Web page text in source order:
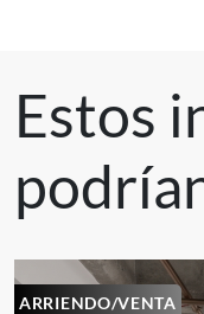
Estos
ARRIENDO/VENTA